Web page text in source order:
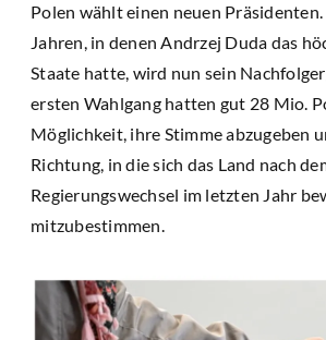
Polen wählt einen neuen Präsidenten.
Jahren, in denen Andrzej Duda das
Staate hatte, wird nun sein
ersten Wahlgang hatten gut 28 Mio.
Möglichkeit, ihre Stimme abzugeben
Richtung, in die sich das Land nach
Regierungswechsel im letzten Jahr
mitzubestimmen.